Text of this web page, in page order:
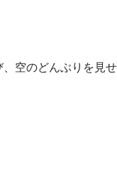
空のどんぶりを見せ